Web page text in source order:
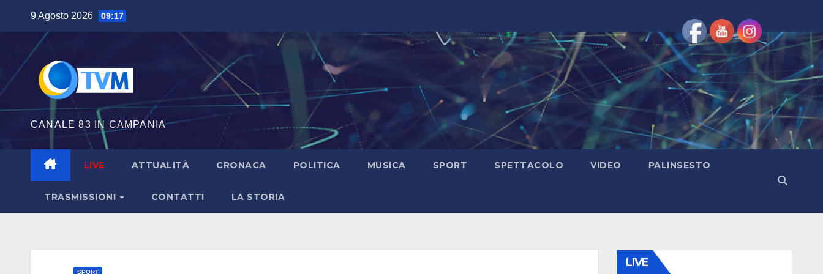
contenuto
9 Agosto 2026 09:17
CANALE 83 IN CAMPANIA
LIVE ATTUALITÀ CRONACA POLITICA MUSICA SPORT SPETTACOLO VIDEO PALINSESTO
TRASMISSIONI CONTATTI LA STORIA
SPORT
LIVE